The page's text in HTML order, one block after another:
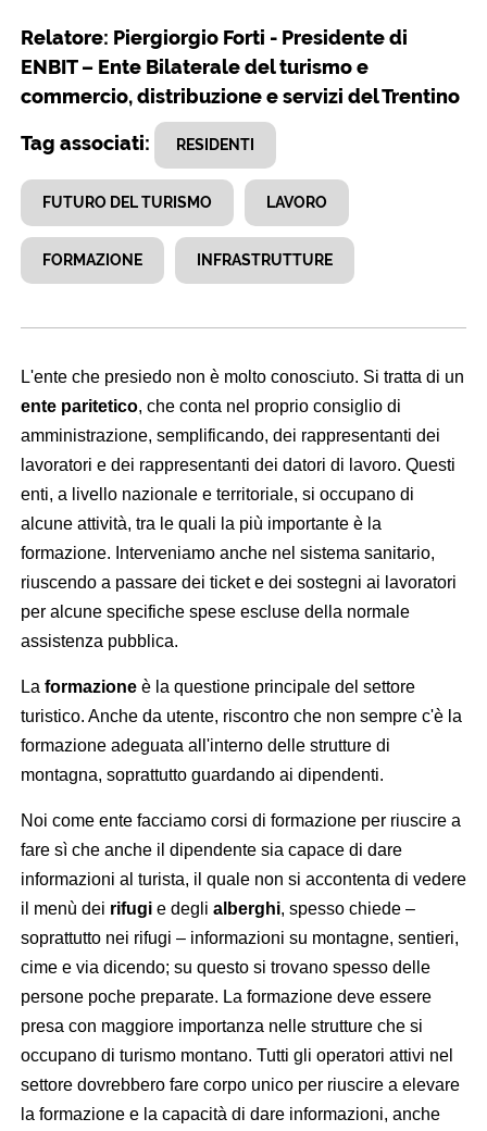
Relatore: Piergiorgio Forti - Presidente di
ENBIT – Ente Bilaterale del turismo e
commercio, distribuzione e servizi del Trentino
Tag associati: RESIDENTI
FUTURO DEL TURISMO LAVORO
FORMAZIONE INFRASTRUTTURE
L'ente che presiedo non è molto conosciuto. Si tratta di un
ente paritetico, che conta nel proprio consiglio di
amministrazione, semplificando, dei rappresentanti dei
lavoratori e dei rappresentanti dei datori di lavoro. Questi
enti, a livello nazionale e territoriale, si occupano di
alcune attività, tra le quali la più importante è la
formazione. Interveniamo anche nel sistema sanitario,
riuscendo a passare dei ticket e dei sostegni ai lavoratori
per alcune specifiche spese escluse della normale
assistenza pubblica.
La formazione è la questione principale del settore
turistico. Anche da utente, riscontro che non sempre c'è la
formazione adeguata all'interno delle strutture di
montagna, soprattutto guardando ai dipendenti.
Noi come ente facciamo corsi di formazione per riuscire a
fare sì che anche il dipendente sia capace di dare
informazioni al turista, il quale non si accontenta di vedere
il menù dei rifugi e degli alberghi, spesso chiede –
soprattutto nei rifugi – informazioni su montagne, sentieri,
cime e via dicendo; su questo si trovano spesso delle
persone poche preparate. La formazione deve essere
presa con maggiore importanza nelle strutture che si
occupano di turismo montano. Tutti gli operatori attivi nel
settore dovrebbero fare corpo unico per riuscire a elevare
la formazione e la capacità di dare informazioni, anche